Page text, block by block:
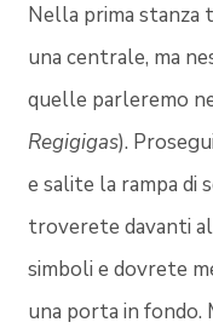
Nella prima
una centrale, ma
quelle parleremo
Regigigas).
e salite la rampa di
troverete davanti
simboli e dovrete
una porta in fondo.